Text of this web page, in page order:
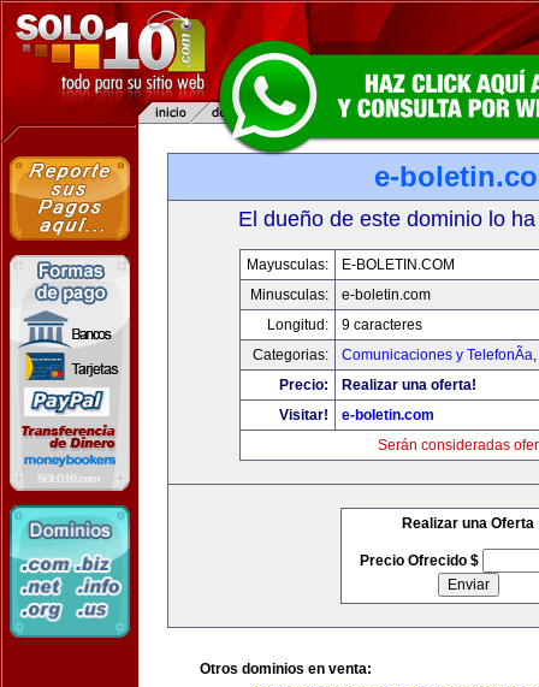
e-
El dueño de este dominio lo
Mayusculas:
E-BOLETIN.COM
Minusculas:
e-boletin.com
Longitud:
9 caracteres
Categorias:
Comunicaciones y TelefonÃ­a,
Precio:
Realizar una oferta!
Visitar!
e-boletin.com
Serán consideradas
Realizar una Oferta
Precio Ofrecido $
Otros dominios en venta: